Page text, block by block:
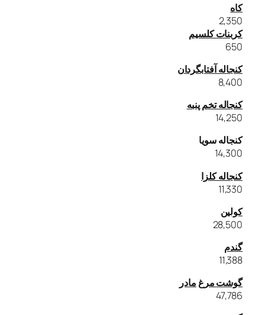
کاه
2,350
کربنات کلسیم
650
کنجاله آفتابگردان
8,400
کنجاله تخم پنبه
14,250
کنجاله سویا
14,300
کنجاله کلزا
11,330
کولین
28,500
گندم
11,388
گوشت مرغ مادر
47,786